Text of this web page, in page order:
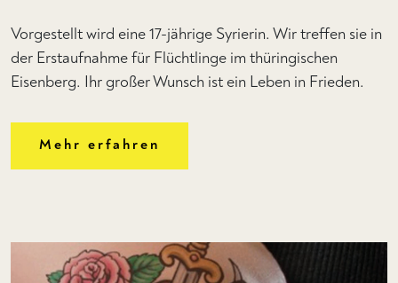
Vorgestellt wird eine 17-jährige Syrierin. Wir treffen sie in
der Erstaufnahme für Flüchtlinge im thüringischen
Eisenberg. Ihr großer Wunsch ist ein Leben in Frieden.
Mehr erfahren